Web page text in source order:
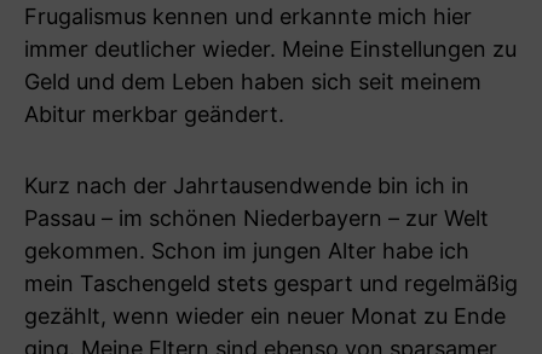
Frugalismus kennen und erkannte mich hier
immer deutlicher wieder. Meine Einstellungen zu
Geld und dem Leben haben sich seit meinem
Abitur merkbar geändert.
Kurz nach der Jahrtausendwende bin ich in
Passau – im schönen Niederbayern – zur Welt
gekommen. Schon im jungen Alter habe ich
mein Taschengeld stets gespart und regelmäßig
gezählt, wenn wieder ein neuer Monat zu Ende
ging. Meine Eltern sind ebenso von sparsamer